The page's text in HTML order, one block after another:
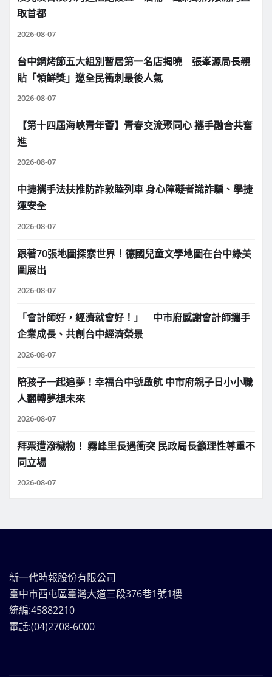
取首都
2026-08-07
台中鍋烤節五大組別暫居第一名店揭曉 張峯源局長親
貼「領鮮獎」邀全民衝刺最後人氣
2026-08-07
【第十四屆海峽青年薈】青春交流聚同心 攜手融合共奮
進
2026-08-07
中捷攜手法扶推防詐敦睦列車 身心障礙者識詐騙、學捷
運安全
2026-08-07
跟著70張地圖探索世界！德國兒童文學地圖在台中綠美
圖展出
2026-08-07
「會計師好，經濟就會好！」 中市府感謝會計師攜手
企業成長、共創台中經濟榮景
2026-08-07
陪孩子一起追夢！幸福台中號啟航 中市府親子日小小職
人翻轉夢想未來
2026-08-07
拜票遭潑穢物！ 霧峰里長遇衝突 民政局長籲理性尊重不
同立場
2026-08-07
新一代時報股份有限公司
臺中市西屯區臺灣大道三段376巷1號1樓
統編:45882210
電話:(04)2708-6000